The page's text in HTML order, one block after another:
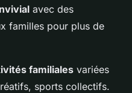
avec des
familles pour plus de
familiales variées
sports collectifs.